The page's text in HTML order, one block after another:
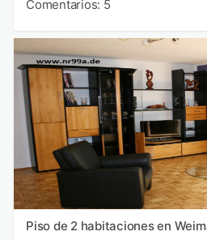
Comentarios: 5
Piso de 2 habitaciones en